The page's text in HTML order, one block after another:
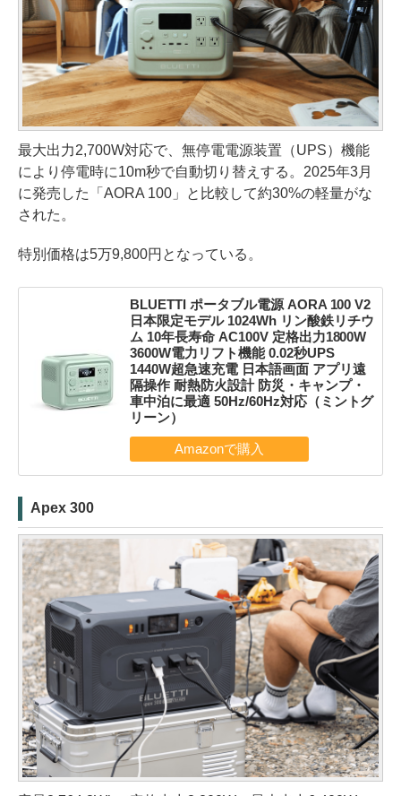
最大出力2,700W対応で、無停電電源装置（UPS）機能
により停電時に10m秒で自動切り替えする。2025年3月
に発売した「AORA 100」と比較して約30%の軽量がな
された。
特別価格は5万9,800円となっている。
BLUETTI ポータブル電源 AORA 100 V2
日本限定モデル 1024Wh リン酸鉄リチウ
ム 10年長寿命 AC100V 定格出力1800W
3600W電力リフト機能 0.02秒UPS
1440W超急速充電 日本語画面 アプリ遠
隔操作 耐熱防火設計 防災・キャンプ・
車中泊に最適 50Hz/60Hz対応（ミントグ
リーン）
Apex 300